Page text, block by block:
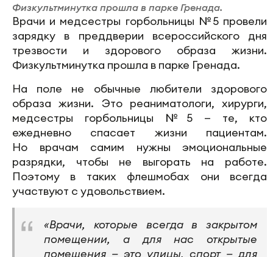
Физкультминутка прошла в парке Гренада.
Врачи и медсестры горбольницы №5 провели
зарядку в преддверии всероссийского дня
трезвости и здорового образа жизни.
Физкультминутка прошла в парке Гренада.
На поле не обычные любители здорового
образа жизни. Это реаниматологи, хирурги,
медсестры горбольницы №5 — те, кто
ежедневно спасает жизни пациентам.
Но врачам самим нужны эмоциональные
разрядки, чтобы не выгорать на работе.
Поэтому в таких флешмобах они всегда
участвуют с удовольствием.
«Врачи, которые всегда в закрытом
помещении, а для нас открытые
помещения — это улицы, спорт — для